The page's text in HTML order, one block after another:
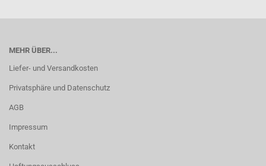
MEHR ÜBER...
Liefer- und Versandkosten
Privatsphäre und Datenschutz
AGB
Impressum
Kontakt